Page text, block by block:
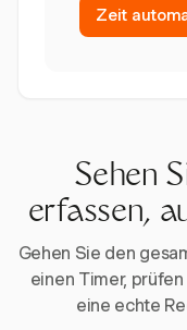
Zeit
Sehen
erfassen,
Gehen Sie den
einen Timer,
eine echte